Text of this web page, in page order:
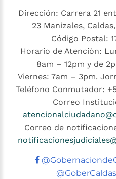
Dirección: Carrera 21
23 Manizales,
Código Postal:
Horario de Atención:
8am – 12pm y de
Viernes: 7am – 3pm.
Teléfono Conmutador:
Correo
Correo de
@GoberCaldas